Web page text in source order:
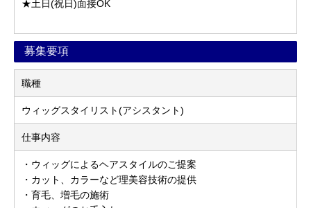
★土日(祝日)面接OK
募集要項
職種
ウィッグスタイリスト(アシスタント)
仕事内容
・ウィッグによるヘアスタイルのご提案
・カット、カラーなど理美容技術の提供
・育毛、増毛の施術